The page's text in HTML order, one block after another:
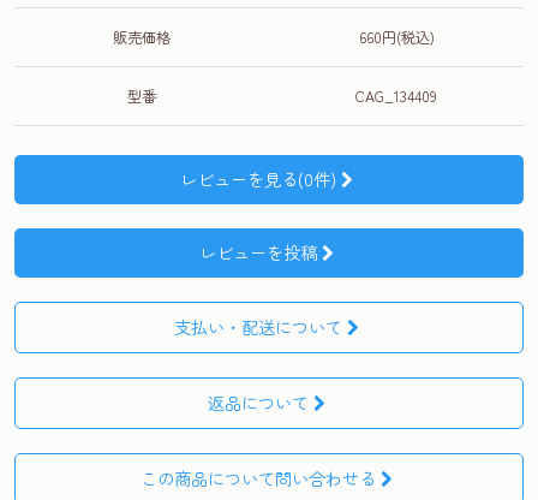
販売価格 660円(税込)
型番 CAG_134409
レビューを見る(0件)
レビューを投稿
支払い・配送について
返品について
この商品について問い合わせる